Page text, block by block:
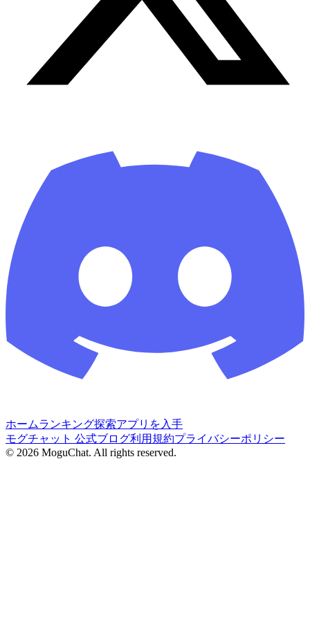
ホームランキング探索アプリを入手
モグチャット 公式ブログ利用規約プライバシーポリシー
© 2026 MoguChat. All rights reserved.